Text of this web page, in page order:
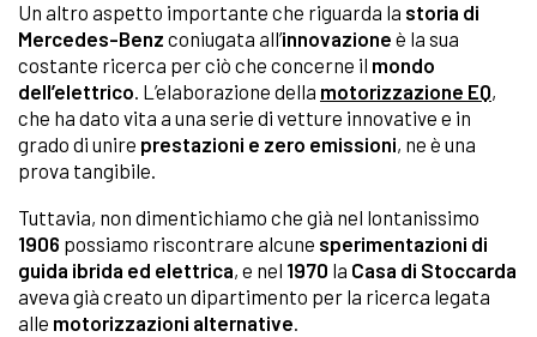
Un altro aspetto importante che riguarda la storia di
Mercedes-Benz coniugata all’innovazione è la sua
costante ricerca per ciò che concerne il mondo
dell’elettrico. L’elaborazione della motorizzazione EQ,
che ha dato vita a una serie di vetture innovative e in
grado di unire prestazioni e zero emissioni, ne è una
prova tangibile.
Tuttavia, non dimentichiamo che già nel lontanissimo
1906 possiamo riscontrare alcune sperimentazioni di
guida ibrida ed elettrica, e nel 1970 la Casa di Stoccarda
aveva già creato un dipartimento per la ricerca legata
alle motorizzazioni alternative.